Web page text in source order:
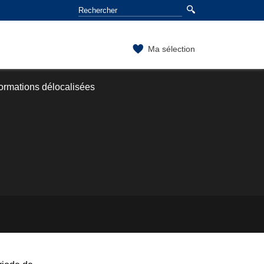
Ma sélection
délocalisées